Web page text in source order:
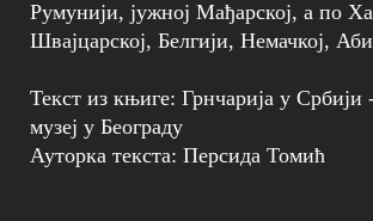
Румунији, јужној Мађарској, а по
Швајцарској, Белгији, Немачкој,
Текст из књиге: Грнчарија у Србији
музеј у Београду
Ауторка текста: Персида Томић